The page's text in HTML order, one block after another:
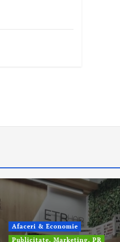
Afaceri & Economie
Publicitate, Marketing, PR